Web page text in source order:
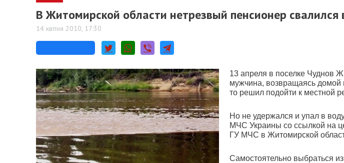
В Житомирской области нетрезвый пенсионер свалился
14 квітня 2010, 17:30
13 апреля в поселке Чуднов
мужчина, возвращаясь домой
то решил подойти к местной
Но не удержался и упал в
МЧС Украины со ссылкой на
ГУ МЧС в Житомирской
Самостоятельно выбраться